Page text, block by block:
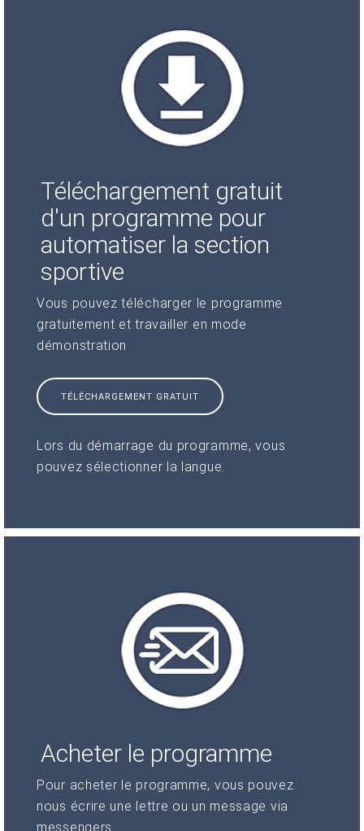
Téléchargement gratuit
d'un programme pour
automatiser la section
sportive
Vous pouvez télécharger le programme
gratuitement et travailler en mode
démonstration
TÉLÉCHARGEMENT GRATUIT
Lors du démarrage du programme, vous
pouvez sélectionner la langue.
Acheter le programme
Pour acheter le programme, vous pouvez
nous écrire une lettre ou un message via
messengers